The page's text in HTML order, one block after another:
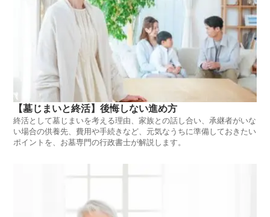
【墓じまいと終活】後悔しない進め方
終活として墓じまいを考える理由、家族との話し合い、承継者がいな
い場合の供養先、費用や手続きなど、元気なうちに準備しておきたい
ポイントを、お墓専門の行政書士が解説します。